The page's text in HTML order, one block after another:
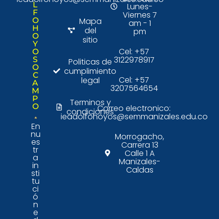
L
F
O
H
O
Y
O
S
O
C
A
M
P
O
En
nu
es
tr
a
in
sti
tu
ci
ó
n
e
Mapa
del
sitio
Politicas de
cumplimiento
legal
Terminos y
condiciones
Lunes-
Viernes 7
am - 1
pm
Cel: +57
3122978917
Cel: +57
3207564654
Correo electronico:
ieadolfohoyos@semmanizales.edu.co
Morrogacho,
Carrera 13
Calle 1 A
Manizales-
Caldas